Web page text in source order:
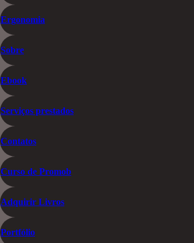
Ergonomia
Sobre
Ebook
Serviços prestados
Contatos
Curso de Promob
Adquirir Livros
Portfólio